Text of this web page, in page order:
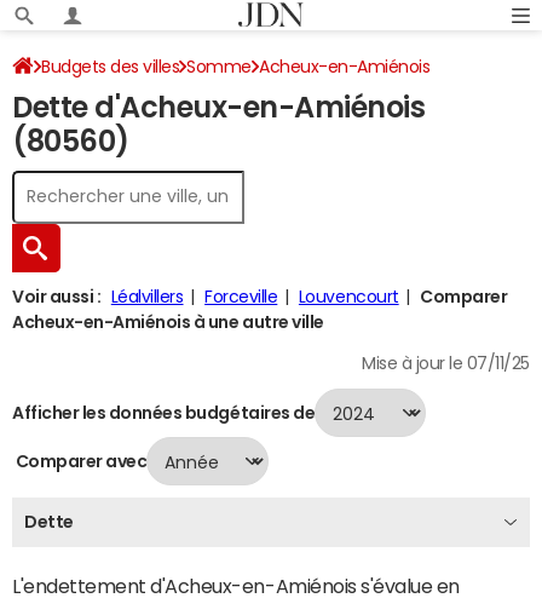
Budgets des villes Somme Acheux-en-Amiénois
Dette au 31/12/2024
Dette d'Acheux-en-Amiénois
(80560)
Voir aussi : Léalvillers Forceville Louvencourt
Comparer
Acheux-en-Amiénois à une autre ville
Mise à jour le 07/11/25
Afficher les données budgétaires de
Comparer avec
Dette
L'endettement d'Acheux-en-Amiénois s'évalue en